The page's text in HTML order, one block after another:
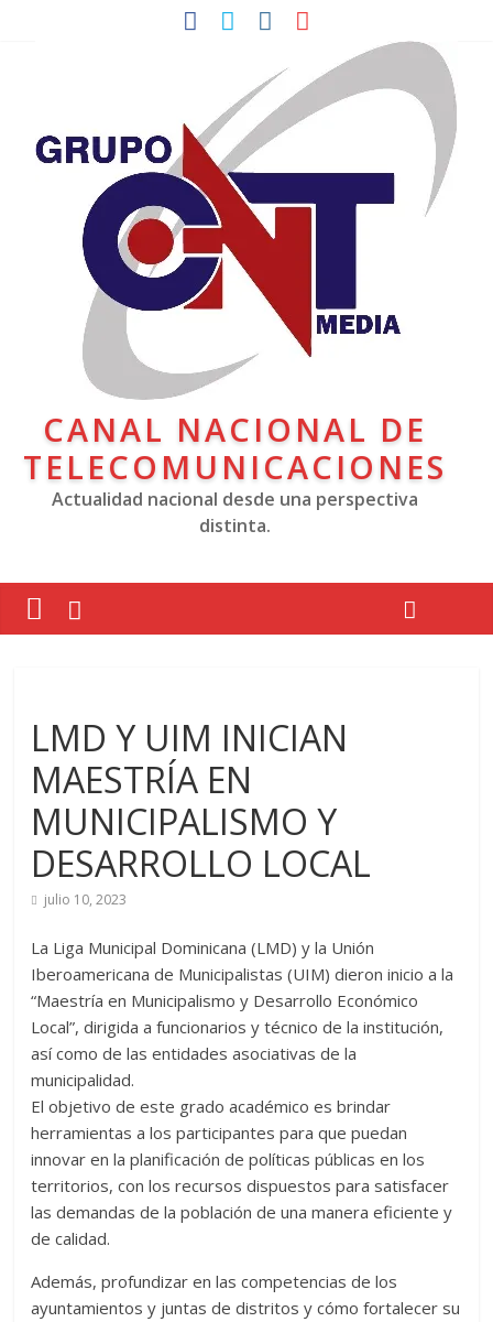
CANAL NACIONAL DE
TELECOMUNICACIONES
Actualidad nacional desde una perspectiva
distinta.
LMD Y UIM INICIAN
MAESTRÍA EN
MUNICIPALISMO Y
DESARROLLO LOCAL
julio 10, 2023
La Liga Municipal Dominicana (LMD) y la Unión
Iberoamericana de Municipalistas (UIM) dieron inicio a la
“Maestría en Municipalismo y Desarrollo Económico
Local”, dirigida a funcionarios y técnico de la institución,
así como de las entidades asociativas de la
municipalidad.
El objetivo de este grado académico es brindar
herramientas a los participantes para que puedan
innovar en la planificación de políticas públicas en los
territorios, con los recursos dispuestos para satisfacer
las demandas de la población de una manera eficiente y
de calidad.
Además, profundizar en las competencias de los
ayuntamientos y juntas de distritos y cómo fortalecer su